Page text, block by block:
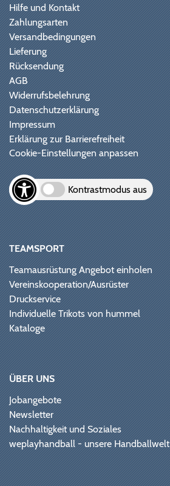
Hilfe und Kontakt
Zahlungsarten
Versandbedingungen
Lieferung
Rücksendung
AGB
Widerrufsbelehrung
Datenschutzerklärung
Impressum
Erklärung zur Barrierefreiheit
Cookie-Einstellungen anpassen
Kontrastmodus aus
TEAMSPORT
Teamausrüstung Angebot einholen
Vereinskooperation/Ausrüster
Druckservice
Individuelle Trikots von hummel
Kataloge
ÜBER UNS
Jobangebote
Newsletter
Nachhaltigkeit und Soziales
weplayhandball - unsere Handballwelt